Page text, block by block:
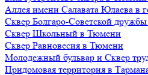
Аллея имени Салавата Юлаева в
Сквер Болгаро-Советской
Сквер Школьный в Тюмени
Сквер Равновесия в Тюмени
Молодежный бульвар и Сквер
Придомовая территория в